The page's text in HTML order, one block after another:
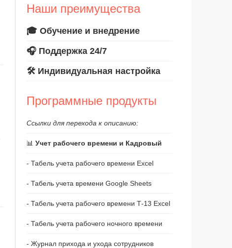
Наши преимущества
🎓 Обучение и внедрение
🎧 Поддержка 24/7
🛠️ Индивидуальная настройка
Программные продукты
Ссылки для перехода к описанию:
📊 Учет рабочего времени и Кадровый
- Табель учета рабочего времени Excel
- Табель учета времени Google Sheets
- Табель учета рабочего времени Т-13 Excel
- Табель учета рабочего ночного времени
- Журнал прихода и ухода сотрудников